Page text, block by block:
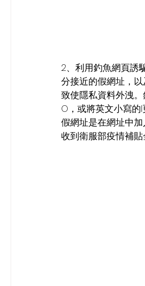
2、利用釣魚網頁誘
分接近的假網址，
致使隱私資料外洩
O，或將英文小寫
假網址是在網址中
收到衛服部疫情補